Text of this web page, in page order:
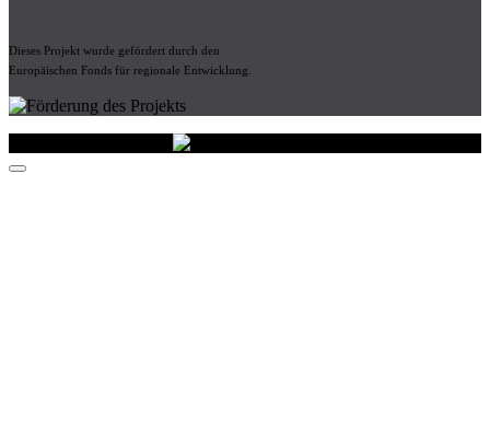
Dieses Projekt wurde gefördert durch den
Europäischen Fonds für regionale Entwicklung.